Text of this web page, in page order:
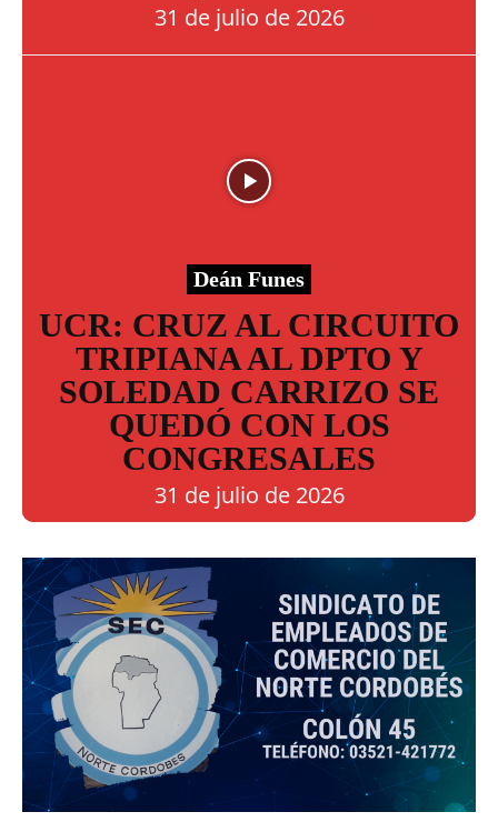
31 de julio de 2026
Deán Funes
UCR: CRUZ AL CIRCUITO
TRIPIANA AL DPTO Y
SOLEDAD CARRIZO SE
QUEDÓ CON LOS
CONGRESALES
31 de julio de 2026